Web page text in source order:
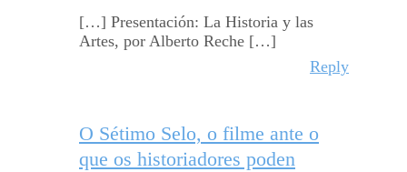
[…] Presentación: La Historia y las
Artes, por Alberto Reche […]
Reply
O Sétimo Selo, o filme ante o
que os historiadores poden